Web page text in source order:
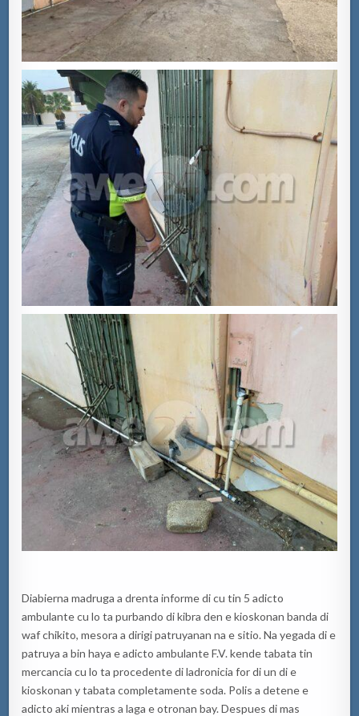
Diabierna madruga a drenta informe di cu tin 5 adicto
ambulante cu lo ta purbando di kibra den e kioskonan banda di
waf chikito, mesora a dirigi patruyanan na e sitio. Na yegada di e
patruya a bin haya e adicto ambulante F.V. kende tabata tin
mercancia cu lo ta procedente di ladronicia for di un di e
kioskonan y tabata completamente soda. Polis a detene e
adicto aki mientras a laga e otronan bay. Despues di mas